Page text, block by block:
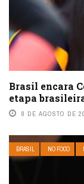
Brasil encara
etapa
8 DE AGOSTO DE
BRASIL NO FOCO